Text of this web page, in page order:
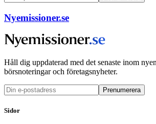
Nyemissioner.se
Håll dig uppdaterad med det senaste inom
börsnoteringar och företagsnyheter.
Prenumerera
Sidor